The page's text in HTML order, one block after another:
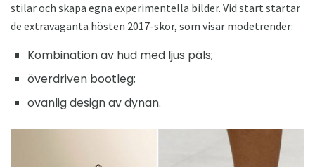
stilar och skapa egna experimentella bilder. Vid start startar
de extravaganta hösten 2017-skor, som visar modetrender:
Kombination av hud med ljus päls;
överdriven bootleg;
ovanlig design av dynan.